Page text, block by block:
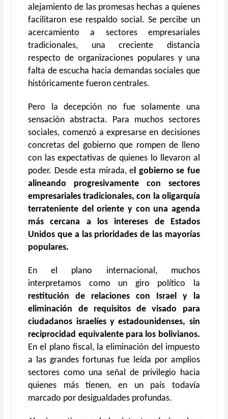
alejamiento de las promesas hechas a quienes
facilitaron ese respaldo social. Se percibe un
acercamiento a sectores empresariales
tradicionales, una creciente distancia
respecto de organizaciones populares y una
falta de escucha hacia demandas sociales que
históricamente fueron centrales.
Pero la decepción no fue solamente una
sensación abstracta. Para muchos sectores
sociales, comenzó a expresarse en decisiones
concretas del gobierno que rompen de lleno
con las expectativas de quienes lo llevaron al
poder. Desde esta mirada, el gobierno se fue
alineando progresivamente con sectores
empresariales tradicionales, con la oligarquía
terrateniente del oriente y con una agenda
más cercana a los intereses de Estados
Unidos que a las prioridades de las mayorías
populares.
En el plano internacional, muchos
interpretamos como un giro político la
restitución de relaciones con Israel y la
eliminación de requisitos de visado para
ciudadanos israelíes y estadounidenses, sin
reciprocidad equivalente para los bolivianos.
En el plano fiscal, la eliminación del impuesto
a las grandes fortunas fue leída por amplios
sectores como una señal de privilegio hacia
quienes más tienen, en un país todavía
marcado por desigualdades profundas.